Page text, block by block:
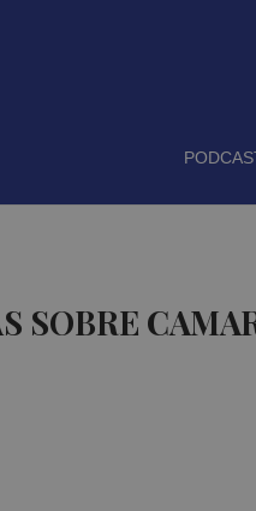
SOBRE